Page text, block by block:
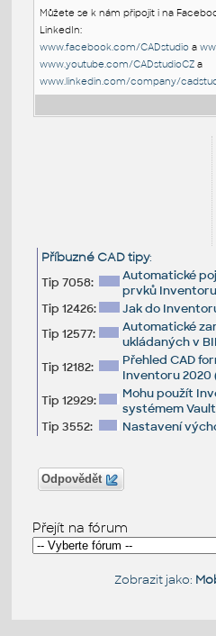
Můžete se k nám připojit i na
LinkedIn:
www.facebook.com/CADstudio a
www.youtube.com/CADstudioCZ a
www.linkedin.com/company/
Příbuzné CAD tipy:
Tip 7058:
Automatické
prvků
Tip 12426:
Jak do
Tip 12577:
Automatické
ukládaných v
Tip 12182:
Přehled CAD
Inventoru
Tip 12929:
Mohu použít
systémem Vault
Tip 3552:
Nastavení
Odpovědět
Přejít na fórum
Zobrazit jako: